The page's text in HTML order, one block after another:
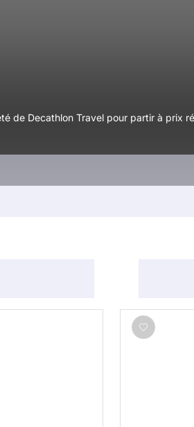
de Decathlon Travel pour partir à prix